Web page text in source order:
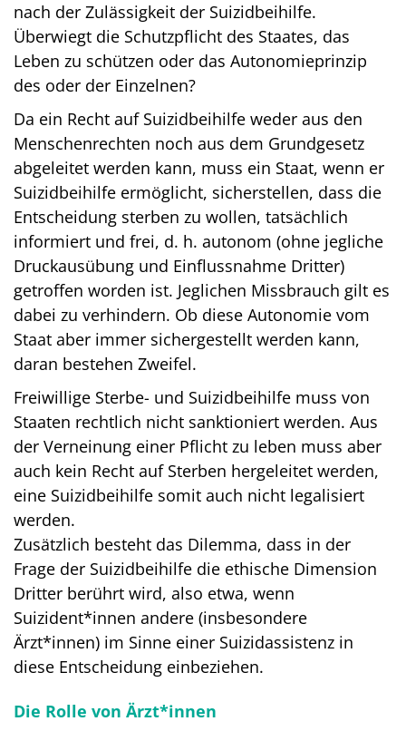
nach der Zulässigkeit der Suizidbeihilfe.
Überwiegt die Schutzpflicht des Staates, das
Leben zu schützen oder das Autonomieprinzip
des oder der Einzelnen?
Da ein Recht auf Suizidbeihilfe weder aus den
Menschenrechten noch aus dem Grundgesetz
abgeleitet werden kann, muss ein Staat, wenn er
Suizidbeihilfe ermöglicht, sicherstellen, dass die
Entscheidung sterben zu wollen, tatsächlich
informiert und frei, d. h. autonom (ohne jegliche
Druckausübung und Einflussnahme Dritter)
getroffen worden ist. Jeglichen Missbrauch gilt es
dabei zu verhindern. Ob diese Autonomie vom
Staat aber immer sichergestellt werden kann,
daran bestehen Zweifel.
Freiwillige Sterbe- und Suizidbeihilfe muss von
Staaten rechtlich nicht sanktioniert werden. Aus
der Verneinung einer Pflicht zu leben muss aber
auch kein Recht auf Sterben hergeleitet werden,
eine Suizidbeihilfe somit auch nicht legalisiert
werden.
Zusätzlich besteht das Dilemma, dass in der
Frage der Suizidbeihilfe die ethische Dimension
Dritter berührt wird, also etwa, wenn
Suizident*innen andere (insbesondere
Ärzt*innen) im Sinne einer Suizidassistenz in
diese Entscheidung einbeziehen.
Die Rolle von Ärzt*innen